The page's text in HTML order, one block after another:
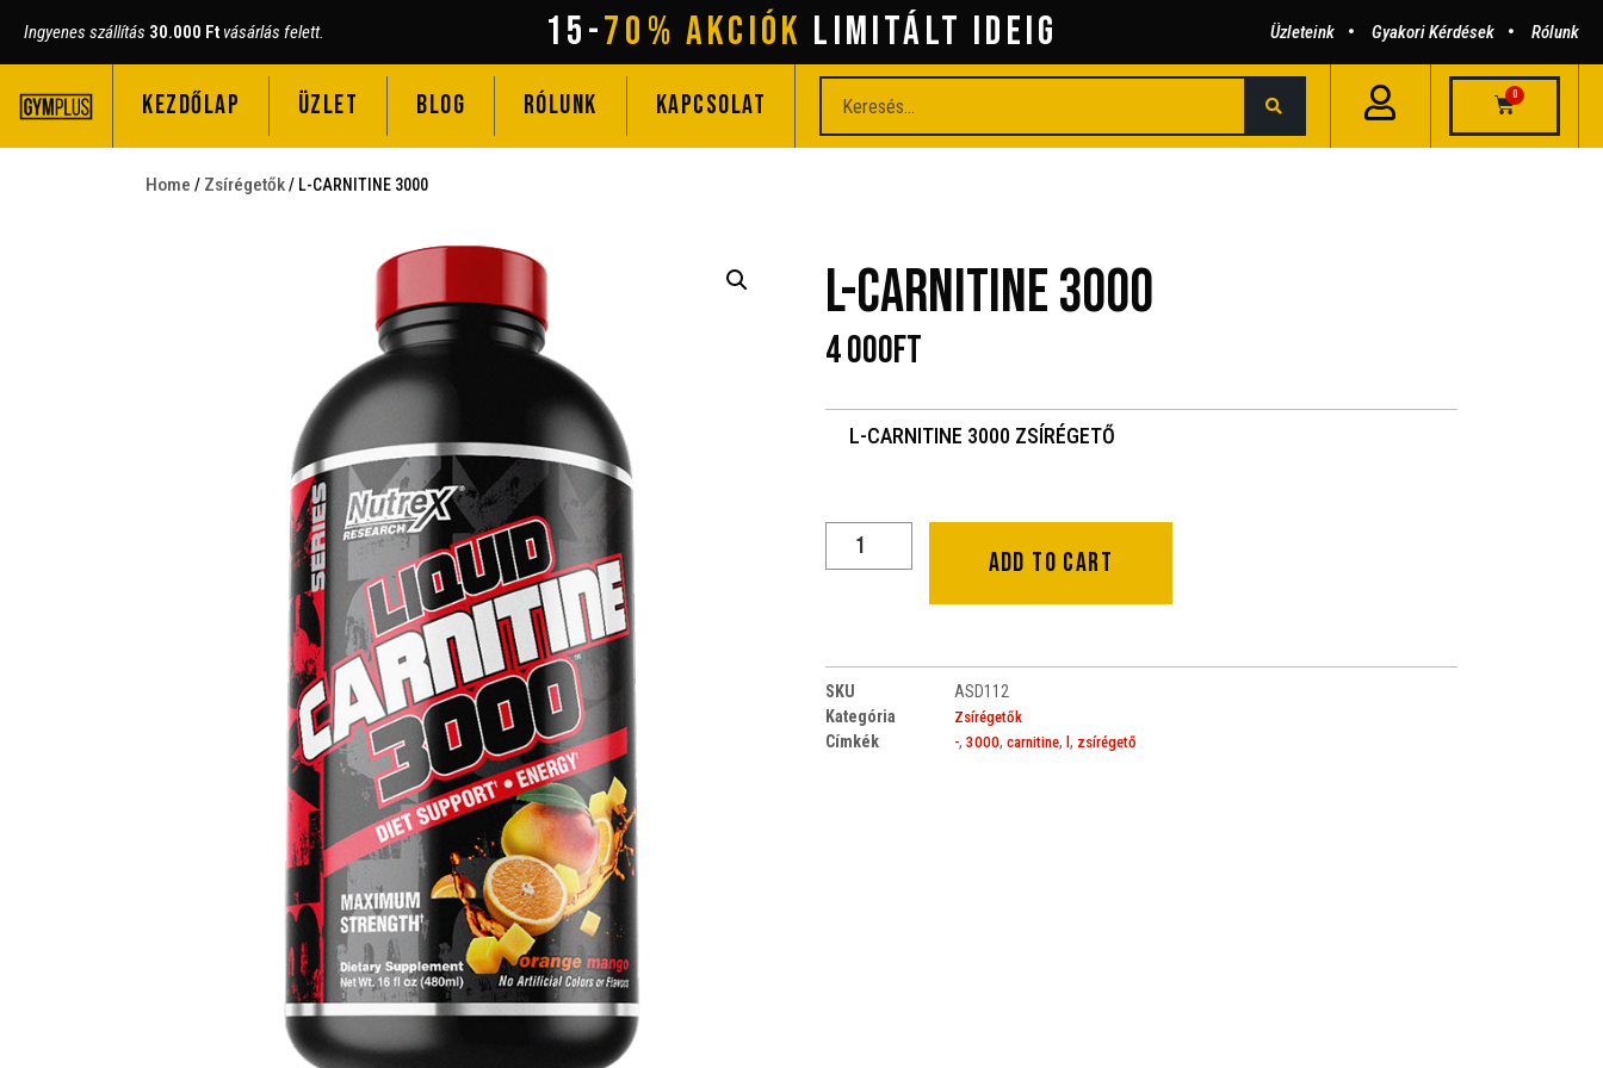
Ingyenes szállítás 30.000 Ft vásárlás felett. 15-70% AKCIÓK lIMITÁLT IDEIG Üzleteink Gyakori Kérdések Rólunk
KEZDŐLAP ÜZLET BLOG RÓLUNK KAPCSOLAT 0
Home / Zsírégetők/ L-CARNITINE 3000
L-CARNITINE 3000
4 000Ft
L-CARNITINE 3000 ZSÍRÉGETŐ
Add to cart
SKU
ASD112
Kategória
Zsírégetők
Címkék -, 3000, carnitine, , zsírégető